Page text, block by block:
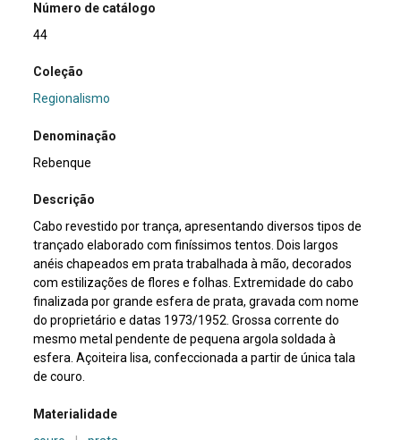
Número de catálogo
44
Coleção
Regionalismo
Denominação
Rebenque
Descrição
Cabo revestido por trança, apresentando diversos tipos de
trançado elaborado com finíssimos tentos. Dois largos
anéis chapeados em prata trabalhada à mão, decorados
com estilizações de flores e folhas. Extremidade do cabo
finalizada por grande esfera de prata, gravada com nome
do proprietário e datas 1973/1952. Grossa corrente do
mesmo metal pendente de pequena argola soldada à
esfera. Açoiteira lisa, confeccionada a partir de única tala
de couro.
Materialidade